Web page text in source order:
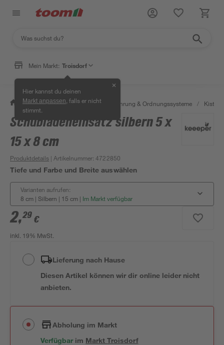
Mein Markt: Troisdorf
Hier kannst du deinen
Markt anpassen , falls er nicht
stimmt.
✕
/ Wohnen & Haushalt / Aufbewahrung & Ordnungssysteme / Kisten
Schubladeneinsatz silbern 5 x
15 x 8 cm
Produktdetails | Artikelnummer:4722850
Tiefe und Farbe und Breite auswählen
Varianten aufrufen:
8 cm | Silbern | 15 cm | Im Markt verfügbar
2,29 €
inkl. 19% MwSt.
Lieferung nach Hause
Diesen Artikel können wir dir online leider nicht
anbieten.
Abholung im Markt
Verfügbar im MarktTroisdorf